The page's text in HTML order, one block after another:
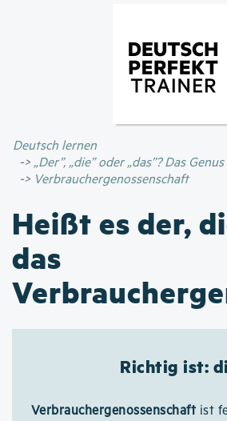
Inhalt
Deutsch lernen
„Der”, „die” oder „das”? Das
Verbrauchergenossenschaft
Heißt es der,
das
Richtig ist:
Verbrauchergenossenschaft ist